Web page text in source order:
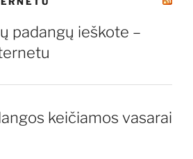
padangų ieškote –
keičiamos vasarai